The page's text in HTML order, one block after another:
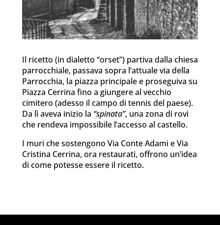
Il ricetto (in dialetto “orset”) partiva dalla chiesa
parrocchiale, passava sopra l’attuale via della
Parrocchia, la piazza principale e proseguiva su
Piazza Cerrina fino a giungere al vecchio
cimitero (adesso il campo di tennis del paese).
Da lì aveva inizio la “spinata”, una zona di rovi
che rendeva impossibile l’accesso al castello.
I muri che sostengono Via Conte Adami e Via
Cristina Cerrina, ora restaurati, offrono un’idea
di come potesse essere il ricetto.